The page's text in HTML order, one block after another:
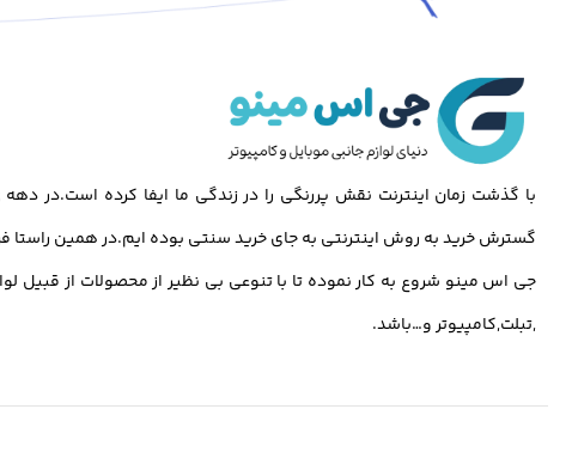
با گذشت زمان اینترنت نقش پررنگی را در زندگی ما ایفا کرده است.در
گسترش خرید به روش اینترنتی به جای خرید سنتی بوده ایم.در همین راستا
جی اس مینو شروع به کار نموده تا با تنوعی بی نظیر از محصولات از قبیل
,تبلت,کامپیوتر و…باشد.